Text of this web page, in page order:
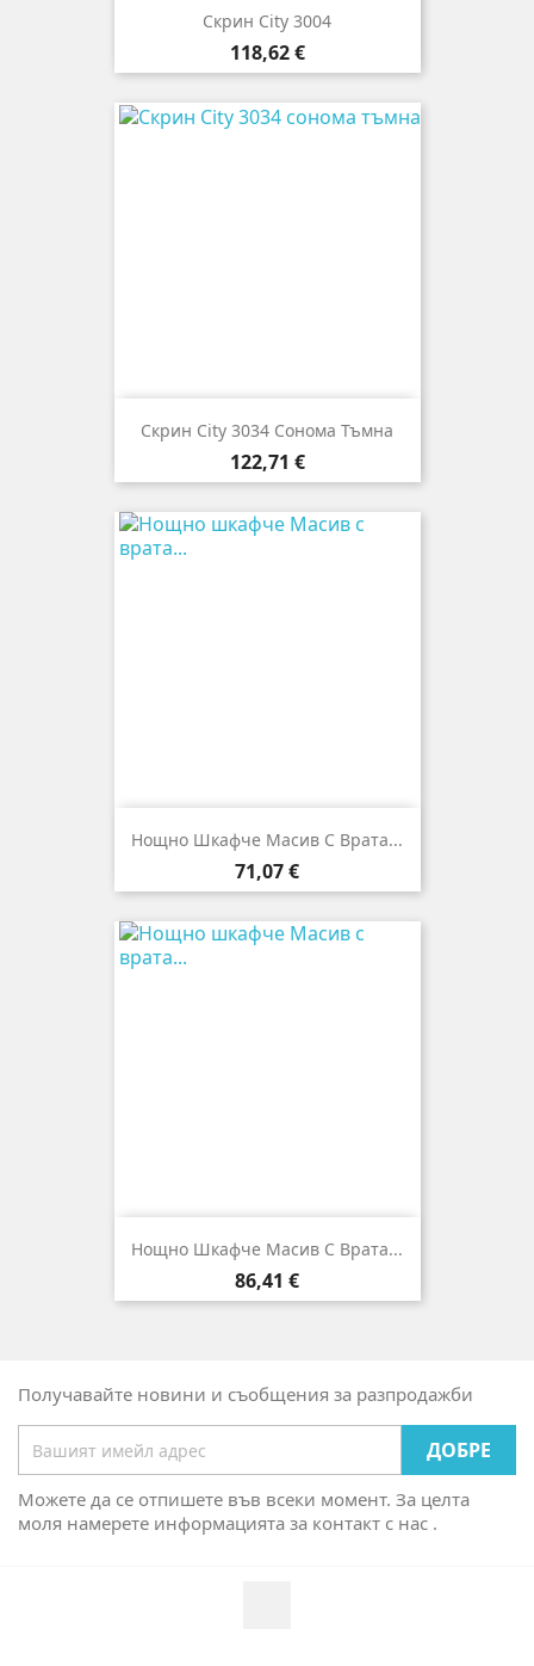
Скрин City 3004
Цена
118,62 €
Скрин City 3034 Сонома Тъмна
Цена
122,71 €
Нощно Шкафче Масив С Врата...
Цена
71,07 €
Нощно Шкафче Масив С Врата...
Цена
86,41 €
Получавайте новини и съобщения за разпродажби
Можете да се отпишете във всеки момент. За целта
моля намерете информацията за контакт с нас .